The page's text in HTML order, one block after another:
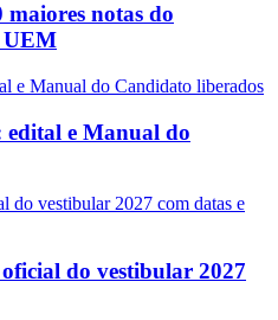
maiores notas do
UEM
edital e Manual do
do vestibular 2027